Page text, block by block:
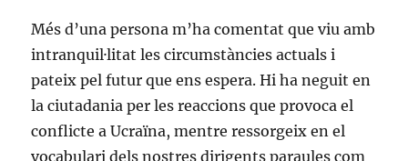
Més d’una persona m’ha comentat que viu amb
intranquil·litat les circumstàncies actuals i
pateix pel futur que ens espera. Hi ha neguit en
la ciutadania per les reaccions que provoca el
conflicte a Ucraïna, mentre ressorgeix en el
vocabulari dels nostres dirigents paraules com